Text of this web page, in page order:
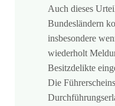
Auch dieses
Bundesländern
insbesondere
wiederholt
Besitzdelikte
Die